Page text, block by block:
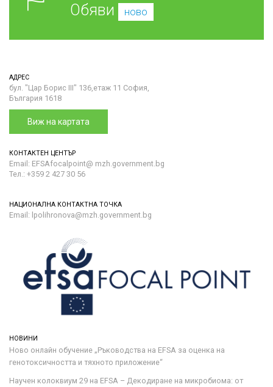
Обяви
ново
АДРЕС
бул. "Цар Борис III" 136,етаж 11 София,
България 1618
Виж на картата
КОНТАКТЕН ЦЕНТЪР
Email: EFSAfocalpoint@ mzh.government.bg
Тел.: +359 2 427 30 56
НАЦИОНАЛНА КОНТАКТНА ТОЧКА
Email: lpolihronova@mzh.government.bg
НОВИНИ
Ново онлайн обучение „Ръководства на ЕFSA за оценка на
генотоксичността и тяхното приложение“
Научен колоквиум 29 на EFSA – Декодиране на микробиома: от